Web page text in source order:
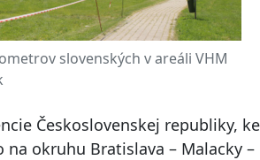
slovenských v areáli VHM
Československej republiky,
na okruhu Bratislava – Malacky